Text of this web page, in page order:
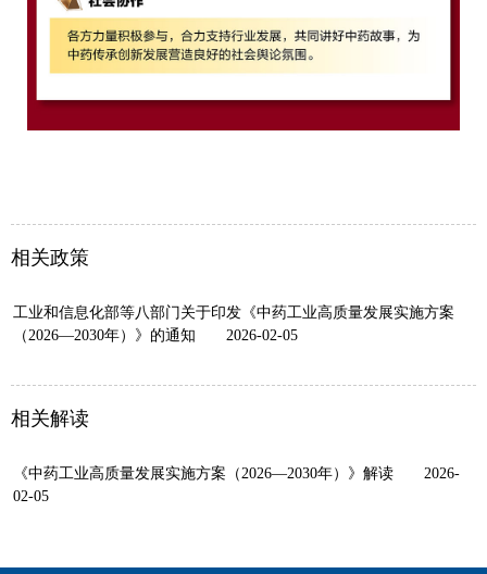
相关政策
工业和信息化部等八部门关于印发《中药工业高质量发展实施方案
（2026—2030年）》的通知
2026-02-05
相关解读
《中药工业高质量发展实施方案（2026—2030年）》解读
2026-
02-05